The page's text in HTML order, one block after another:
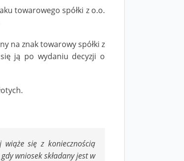
towarowego spółki z o.o.
na znak towarowy spółki z
ją po wydaniu decyzji o
wiąże się z koniecznością
wniosek składany jest w